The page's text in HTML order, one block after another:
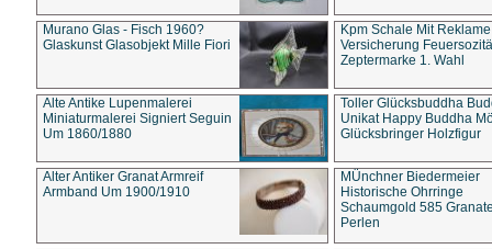
Murano Glas - Fisch 1960?
Glaskunst Glasobjekt Mille Fiori
Kpm Schale Mit Reklame
Versicherung
Zeptermarke 1. Wahl
Alte Antike Lupenmalerei
Miniaturmalerei Signiert Seguin
Um 1860/1880
Toller Glücksbuddha
Unikat Happy Buddha
Glücksbringer Holzfigur
Alter Antiker Granat Armreif
Armband Um 1900/1910
MÜnchner Biedermeier
Historische Ohrringe
Schaumgold 585
Perlen